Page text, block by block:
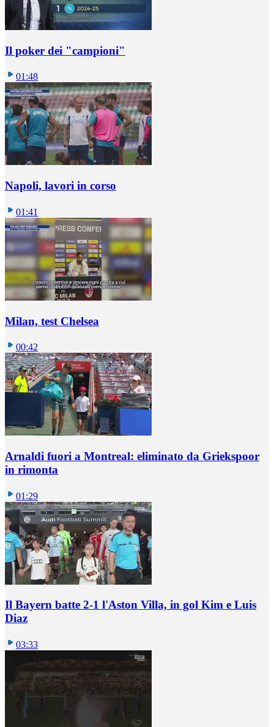
Il poker dei "campioni"
01:48
Napoli, lavori in corso
01:41
Milan, test Chelsea
00:42
Arnaldi fuori a Montreal: eliminato da Griekspoor
in rimonta
01:29
Il Bayern batte 2-1 l'Aston Villa, in gol Kim e Luis
Diaz
03:33